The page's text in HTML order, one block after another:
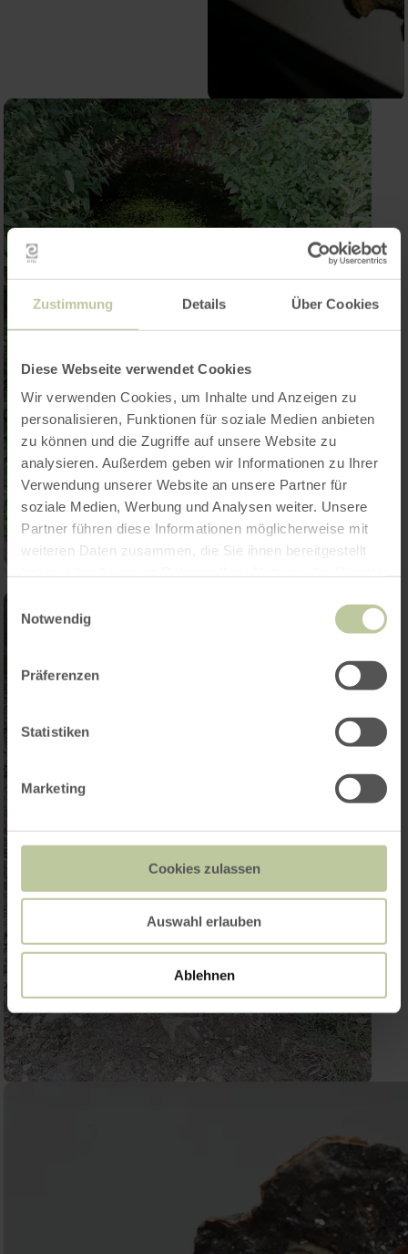
Zustimmung Details Über Cookies
Diese Webseite verwendet Cookies
Wir verwenden Cookies, um Inhalte und Anzeigen zu
personalisieren, Funktionen für soziale Medien anbieten
zu können und die Zugriffe auf unsere Website zu
analysieren. Außerdem geben wir Informationen zu Ihrer
Verwendung unserer Website an unsere Partner für
soziale Medien, Werbung und Analysen weiter. Unsere
Partner führen diese Informationen möglicherweise mit
weiteren Daten zusammen, die Sie ihnen bereitgestellt
Notwendig
Präferenzen
Statistiken
Marketing
Cookies zulassen
Auswahl erlauben
Ablehnen